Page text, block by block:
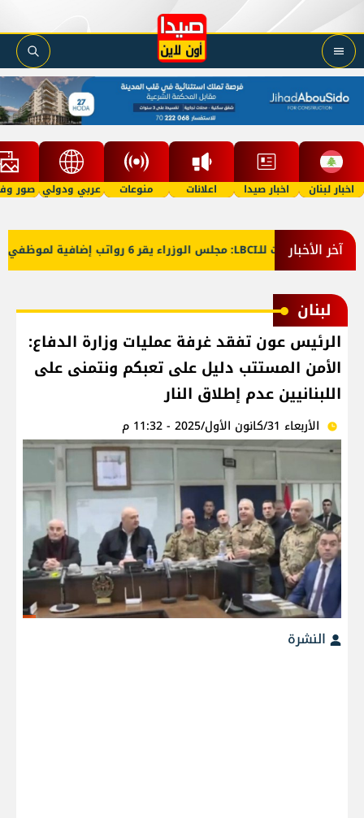
اخبار لبنان اخبار صيدا اعلانات منوعات عربي ودولي صور
آخر الأخبار
معلومات للـLBCI: مجلس الوزراء يقر 6 رواتب إضافية لموظفي القطاع العام وصرف الفروقات بأثر رجعي منذ آذار
لبنان
الرئيس عون تفقد غرفة عمليات وزارة الدفاع:
الأمن المستتب دليل على تعبكم ونتمنى على
اللبنانيين عدم إطلاق النار
الأربعاء 31/كانون الأول/2025 - 11:32 م
النشرة